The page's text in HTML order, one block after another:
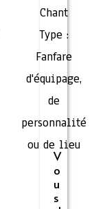
Chant
Type :
Fanfare
d'équipage,
de
personnalité
ou de lieu
V
o
u
s